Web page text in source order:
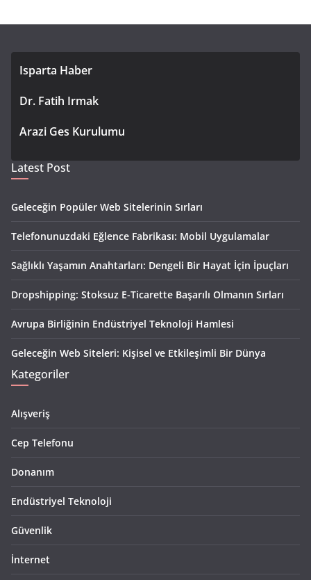
Isparta Haber
Dr. Fatih Irmak
Arazi Ges Kurulumu
Latest Post
Geleceğin Popüler Web Sitelerinin Sırları
Telefonunuzdaki Eğlence Fabrikası: Mobil Uygulamalar
Sağlıklı Yaşamın Anahtarları: Dengeli Bir Hayat İçin İpuçları
Dropshipping: Stoksuz E-Ticarette Başarılı Olmanın Sırları
Avrupa Birliğinin Endüstriyel Teknoloji Hamlesi
Geleceğin Web Siteleri: Kişisel ve Etkileşimli Bir Dünya
Kategoriler
Alışveriş
Cep Telefonu
Donanım
Endüstriyel Teknoloji
Güvenlik
İnternet